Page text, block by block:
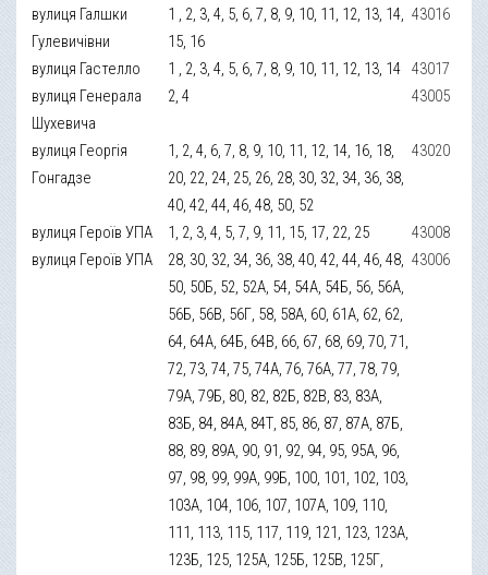
вулиця Галшки
Гулевичівни
1 , 2, 3, 4, 5, 6, 7, 8, 9, 10, 11, 12, 13, 14,
15, 16
43016
вулиця Гастелло 1 , 2, 3, 4, 5, 6, 7, 8, 9, 10, 11, 12, 13, 14 43017
вулиця Генерала
Шухевича
2, 4 43005
вулиця Георгія
Гонгадзе
1, 2, 4, 6, 7, 8, 9, 10, 11, 12, 14, 16, 18,
20, 22, 24, 25, 26, 28, 30, 32, 34, 36, 38,
40, 42, 44, 46, 48, 50, 52
43020
вулиця Героїв УПА 1, 2, 3, 4, 5, 7, 9, 11, 15, 17, 22, 25
43008
вулиця Героїв УПА
28, 30, 32, 34, 36, 38, 40, 42, 44, 46, 48,
50, 50Б, 52, 52А, 54, 54А, 54Б, 56, 56А,
56Б, 56В, 56Г, 58, 58А, 60, 61А, 62, 62,
64, 64А, 64Б, 64В, 66, 67, 68, 69, 70, 71,
72, 73, 74, 75, 74А, 76, 76А, 77, 78, 79,
79А, 79Б, 80, 82, 82Б, 82В, 83, 83А,
83Б, 84, 84А, 84Т, 85, 86, 87, 87А, 87Б,
88, 89, 89А, 90, 91, 92, 94, 95, 95А, 96,
97, 98, 99, 99А, 99Б, 100, 101, 102, 103,
103А, 104, 106, 107, 107А, 109, 110,
111, 113, 115, 117, 119, 121, 123, 123А,
123Б, 125, 125А, 125Б, 125В, 125Г,
43006